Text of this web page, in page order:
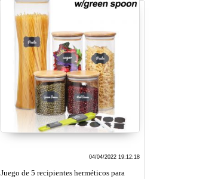
04/04/2022 19:12:18
Juego de 5 recipientes herméticos para